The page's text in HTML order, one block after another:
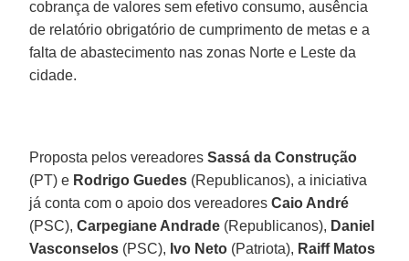
cobrança de valores sem efetivo consumo, ausência
de relatório obrigatório de cumprimento de metas e a
falta de abastecimento nas zonas Norte e Leste da
cidade.
Proposta pelos vereadoresSassá da Construção
(PT) e Rodrigo Guedes (Republicanos), a iniciativa
já conta com o apoio dos vereadoresCaio André
(PSC),Carpegiane Andrade (Republicanos), Daniel
Vasconselos (PSC), Ivo Neto (Patriota), Raiff Matos